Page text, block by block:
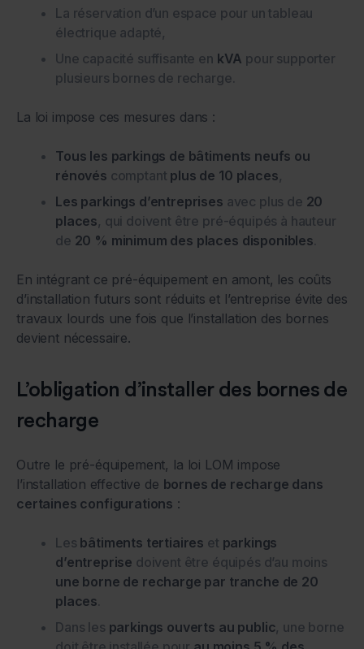
La réservation d’un espace pour un tableau
électrique adapté,
Une capacité suffisante en kVA pour supporter
plusieurs bornes de recharge.
La loi impose ces mesures dans :
Tous les parkings de bâtiments neufs ou
rénovés comptant plus de 10 places,
Les parkings d’entreprises avec plus de 20
places, qui doivent être pré-équipés à hauteur
de 20 % minimum des places disponibles.
En intégrant ce pré-équipement en amont, les coûts
d’installation futurs sont réduits et l’entreprise évite des
travaux lourds une fois que l’installation des bornes
devient nécessaire.
L’obligation d’installer des bornes de
recharge
Outre le pré-équipement, la loi LOM impose
l’installation effective de bornes de recharge dans
certaines configurations :
Les bâtiments tertiaires et parkings
d’entreprise doivent être équipés d’au moins
une borne de recharge par tranche de 20
places.
Dans les parkings ouverts au public, une borne